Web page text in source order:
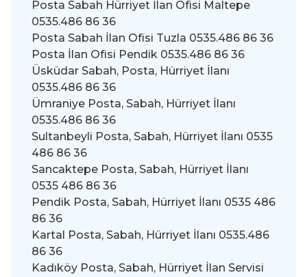
Posta Sabah Hürriyet İlan Ofisi Maltepe
0535.486 86 36
Posta Sabah İlan Ofisi Tuzla 0535.486 86 36
Posta İlan Ofisi Pendik 0535.486 86 36
Üsküdar Sabah, Posta, Hürriyet İlanı
0535.486 86 36
Ümraniye Posta, Sabah, Hürriyet İlanı
0535.486 86 36
Sultanbeyli Posta, Sabah, Hürriyet İlanı 0535
486 86 36
Sancaktepe Posta, Sabah, Hürriyet İlanı
0535 486 86 36
Pendik Posta, Sabah, Hürriyet İlanı 0535 486
86 36
Kartal Posta, Sabah, Hürriyet İlanı 0535.486
86 36
Kadıköy Posta, Sabah, Hürriyet İlan Servisi